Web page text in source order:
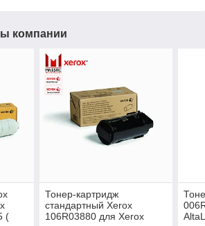
компании
(
Тонер-картридж
стандартный Xerox
106R03880 для Xerox